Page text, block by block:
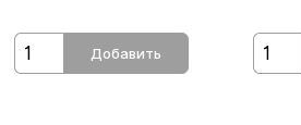
Добавить